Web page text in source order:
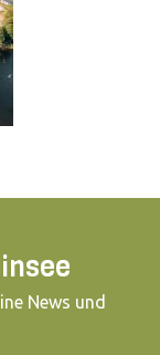
News und